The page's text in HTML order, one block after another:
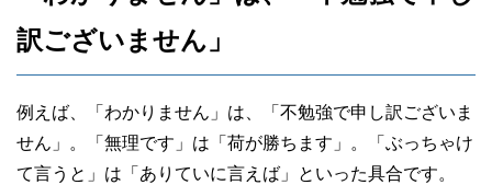
訳ございません」
例えば、「わかりません」は、「不勉強で申し訳ございま
せん」。「無理です」は「荷が勝ちます」。「ぶっちゃけ
て言うと」は「ありていに言えば」といった具合です。